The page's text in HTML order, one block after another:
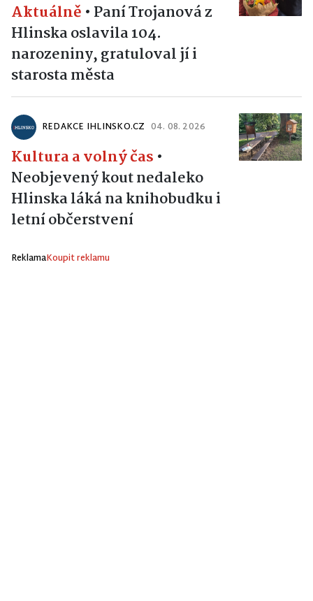
Aktuálně • Paní Trojanová z
Hlinska oslavila 104.
narozeniny, gratuloval jí i
starosta města
REDAKCE IHLINSKO.CZ 04. 08. 2026
Kultura a volný čas •
Neobjevený kout nedaleko
Hlinska láká na knihobudku i
letní občerstvení
ReklamaKoupit reklamu